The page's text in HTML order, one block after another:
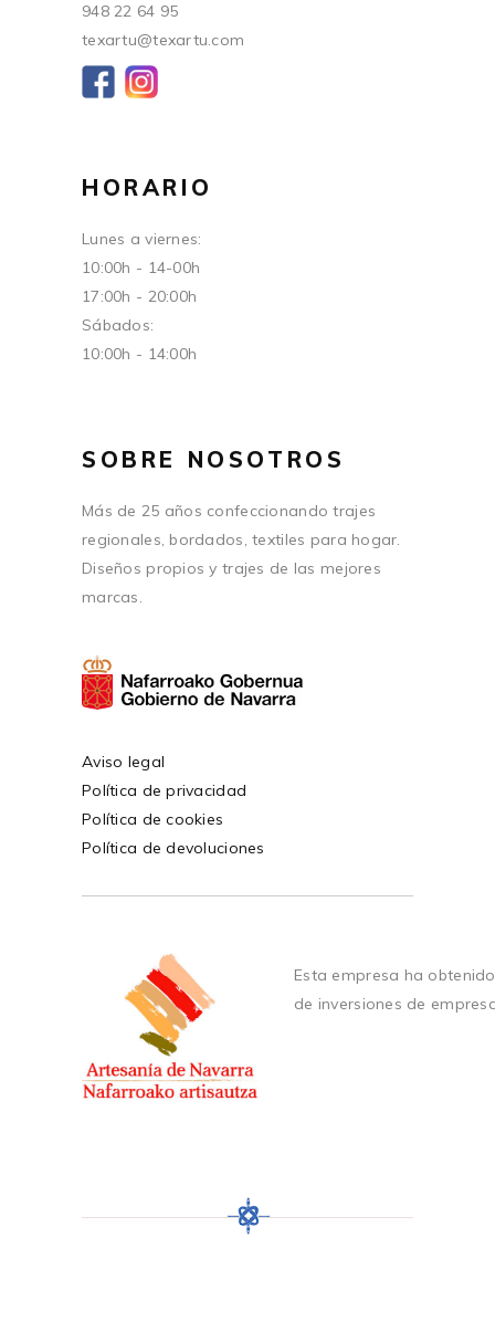
948 22 64 95
texartu@texartu.com
HORARIO
Lunes a viernes:
10:00h - 14-00h
17:00h - 20:00h
Sábados:
10:00h - 14:00h
SOBRE NOSOTROS
Más de 25 años confeccionando trajes
regionales, bordados, textiles para hogar.
Diseños propios y trajes de las mejores
marcas.
Aviso legal
Política de privacidad
Política de cookies
Política de devoluciones
Esta empresa ha
de inversiones de